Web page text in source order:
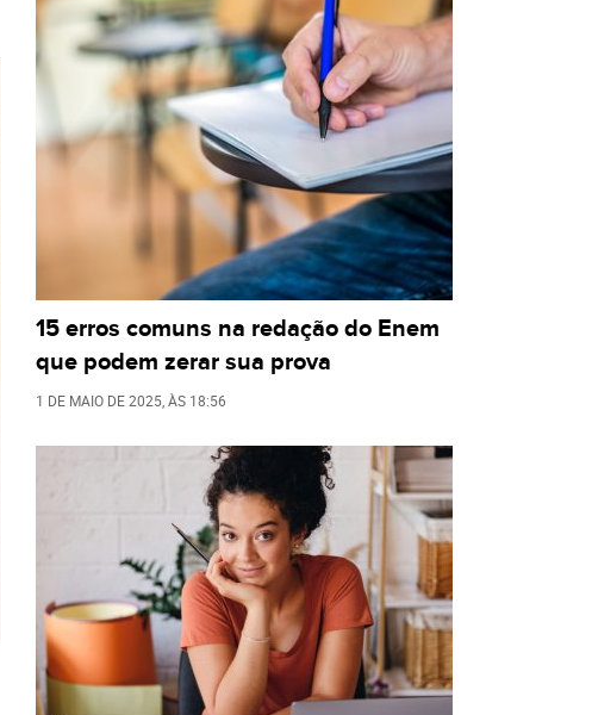
15 erros comuns na redação do Enem
que podem zerar sua prova
1 DE MAIO DE 2025 , ÀS 18:56